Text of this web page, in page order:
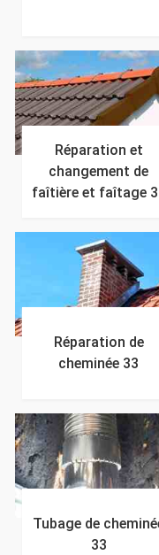
Réparation et
changement de
faîtière et faîtage
Réparation de
cheminée 33
Tubage de
33